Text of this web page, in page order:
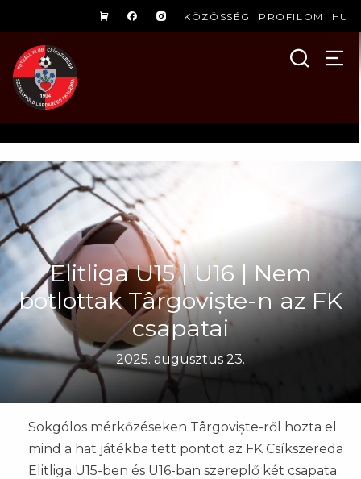
KÖZÖSSÉG PROFILOM HU
Elitliga U15 | U16 | Nem
botlottak Târgoviște-n az FK
csapatai
2025. augusztus 23.
Sokgólos mérkőzéseken Târgoviște-ről hozta el
mind a hat játékba tett pontot az FK Csíkszereda
Elitliga U15-ben és U16-ban szereplő két csapata.